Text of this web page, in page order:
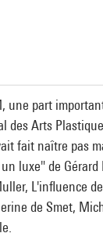
part
des Arts
fait naître pas
luxe" de
L'influence
de Smet,